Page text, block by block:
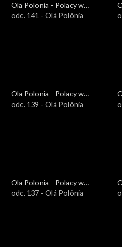
Ola Polonia - Polacy w
Brazylii i Ameryce
odc. 141 - Olá Polônia
Ola Polonia - Polacy w
Brazylii i Ameryce
odc. 139 - Olá Polônia
Ola Polonia - Polacy w
Brazylii i Ameryce
odc. 137 - Olá Polônia